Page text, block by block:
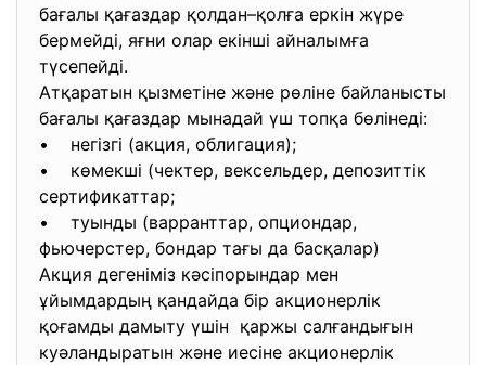
бағалы қағаздар қолдан–қолға еркін жүре
бермейді, яғни олар екінші айналымға
түсепейді.
Атқаратын қызметіне және рөліне байланысты
бағалы қағаздар мынадай үш топқа бөлінеді:
• негізгі (акция, облигация);
• көмекші (чектер, вексельдер, депозиттік
сертификаттар;
• туынды (варранттар, опциондар,
фьючерстер, бондар тағы да басқалар)
Акция дегеніміз кәсіпорындар мен
ұйымдардың қандайда бір акционерлік
қоғамды дамыту үшін қаржы салғандығын
куәландыратын және иесіне акционерлік